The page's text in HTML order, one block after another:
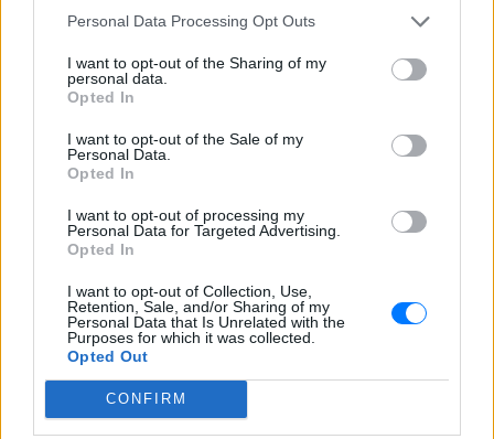
Personal Data Processing Opt Outs
I want to opt-out of the Sharing of my
personal data.
Opted In
I want to opt-out of the Sale of my
Personal Data.
Opted In
I want to opt-out of processing my
Personal Data for Targeted Advertising.
Opted In
I want to opt-out of Collection, Use,
Retention, Sale, and/or Sharing of my
Personal Data that Is Unrelated with the
Purposes for which it was collected.
Opted Out
CONFIRM